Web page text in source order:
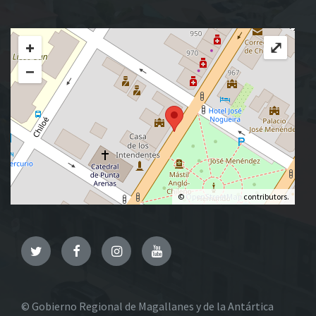
+
−
© OpenStreetMap contributors.
⤢
TwitterFacebookInstagramYouTube
© Gobierno Regional de Magallanes y de la Antártica